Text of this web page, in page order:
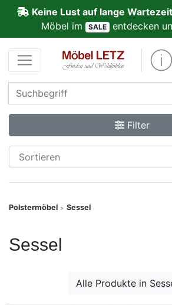
Keine Lust auf lange
Möbel im SALE entdecken
Filter
Polstermöbel > Sessel
Sessel
Alle Produkte in
Kundenmeinungen
Anmelden
PREMIUM
Schnell
lieferbar
SALE
Möbel-